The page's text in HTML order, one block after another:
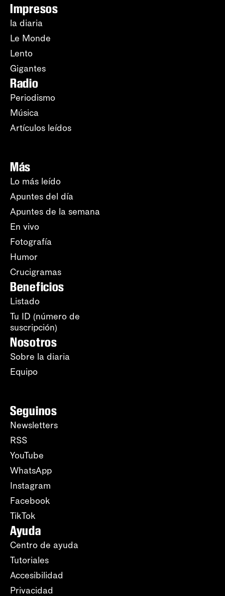
Impresos
la diaria
Le Monde
Lento
Gigantes
Radio
Periodismo
Música
Artículos leídos
Más
Lo más leído
Apuntes del día
Apuntes de la semana
En vivo
Fotografía
Humor
Crucigramas
Beneficios
Listado
Tu ID (número de
suscripción)
Nosotros
Sobre la diaria
Equipo
Seguinos
Newsletters
RSS
YouTube
WhatsApp
Instagram
Facebook
TikTok
Ayuda
Centro de ayuda
Tutoriales
Accesibilidad
Privacidad